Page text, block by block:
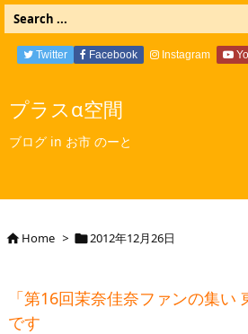
プラスα空間
ブログ in お市 のーと
Twitter Facebook Instagram
Home > 2012年12月26日
「第16回茉奈佳奈ファンの集い
です